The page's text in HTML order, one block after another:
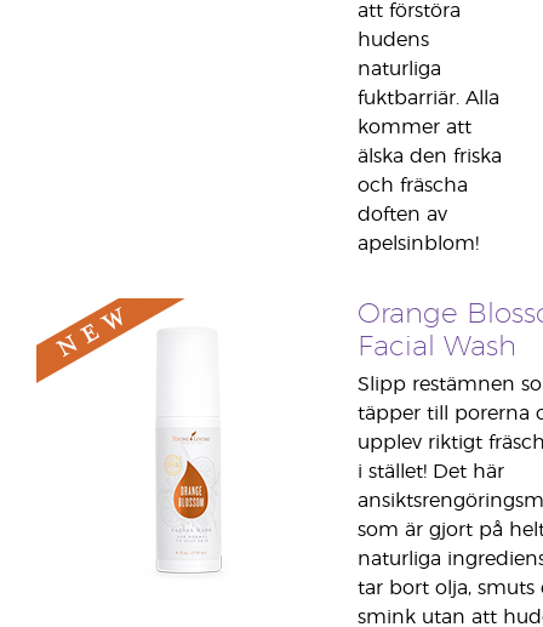
att förstöra
hudens
naturliga
fuktbarriär. Alla
kommer att
älska den friska
och fräscha
doften av
apelsinblom!
Orange
Facial Wash
Slipp restämnen
täpper till porerna
upplev riktigt
i stället! Det här
som är gjort på
naturliga
tar bort olja, smuts
smink utan att